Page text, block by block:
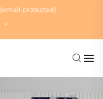
[email protected]